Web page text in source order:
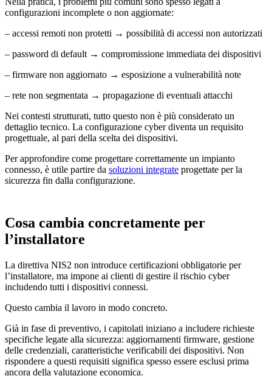
configurazioni incomplete o non aggiornate:
– accessi remoti non protetti → possibilità di accessi non autorizzati
– password di default → compromissione immediata dei dispositivi
– firmware non aggiornato → esposizione a vulnerabilità note
– rete non segmentata → propagazione di eventuali attacchi
Nei contesti strutturati, tutto questo non è più considerato un
dettaglio tecnico. La configurazione cyber diventa un requisito
progettuale, al pari della scelta dei dispositivi.
Per approfondire come progettare correttamente un impianto
connesso, è utile partire da soluzioni integrate progettate per la
sicurezza fin dalla configurazione.
Cosa cambia concretamente per
l’installatore
La direttiva NIS2 non introduce certificazioni obbligatorie per
l’installatore, ma impone ai clienti di gestire il rischio cyber
includendo tutti i dispositivi connessi.
Questo cambia il lavoro in modo concreto.
Già in fase di preventivo, i capitolati iniziano a includere richieste
specifiche legate alla sicurezza: aggiornamenti firmware, gestione
delle credenziali, caratteristiche verificabili dei dispositivi. Non
rispondere a questi requisiti significa spesso essere esclusi prima
ancora della valutazione economica.